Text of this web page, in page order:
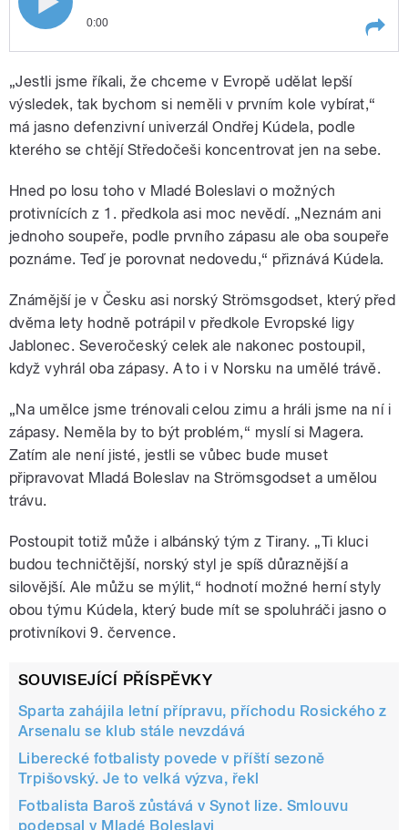
pause
0:00
možné soupeře pro předkolo
Evropské ligy sbíral Mirko
„Jestli jsme říkali, že chceme v Evropě udělat lepší
výsledek, tak bychom si neměli v prvním kole vybírat,“
má jasno defenzivní univerzál Ondřej Kúdela, podle
kterého se chtějí Středočeši koncentrovat jen na sebe.
Hned po losu toho v Mladé Boleslavi o možných
protivnících z 1. předkola asi moc nevědí. „Neznám ani
jednoho soupeře, podle prvního zápasu ale oba soupeře
poznáme. Teď je porovnat nedovedu,“ přiznává Kúdela.
Známější je v Česku asi norský Strömsgodset, který před
dvěma lety hodně potrápil v předkole Evropské ligy
Jablonec. Severočeský celek ale nakonec postoupil,
když vyhrál oba zápasy. A to i v Norsku na umělé trávě.
„Na umělce jsme trénovali celou zimu a hráli jsme na ní i
zápasy. Neměla by to být problém,“ myslí si Magera.
Zatím ale není jisté, jestli se vůbec bude muset
připravovat Mladá Boleslav na Strömsgodset a umělou
trávu.
Postoupit totiž může i albánský tým z Tirany. „Ti kluci
budou techničtější, norský styl je spíš důraznější a
silovější. Ale můžu se mýlit,“ hodnotí možné herní styly
obou týmu Kúdela, který bude mít se spoluhráči jasno o
protivníkovi 9. července.
SOUVISEJÍCÍ PŘÍSPĚVKY
Sparta zahájila letní přípravu, příchodu Rosického z
Arsenalu se klub stále nevzdává
Liberecké fotbalisty povede v příští sezoně
Trpišovský. Je to velká výzva, řekl
Fotbalista Baroš zůstává v Synot lize. Smlouvu
podepsal v Mladé Boleslavi